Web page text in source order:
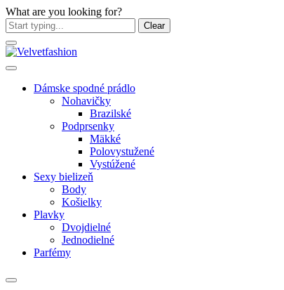
What are you looking for?
Clear
Dámske spodné prádlo
Nohavičky
Brazilské
Podprsenky
Mäkké
Polovystužené
Vystúžené
Sexy bielizeň
Body
Košielky
Plavky
Dvojdielné
Jednodielné
Parfémy